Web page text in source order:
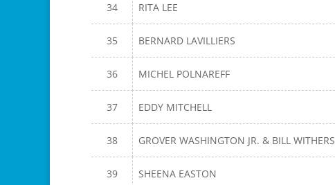
34 RITA LEE
35 BERNARD LAVILLIERS
36 MICHEL POLNAREFF
37 EDDY MITCHELL
38 GROVER WASHINGTON JR. & BILL WITHERS
39 SHEENA EASTON